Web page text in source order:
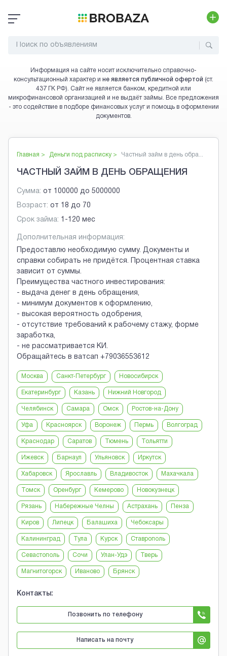
Информация на сайте носит исключительно справочно-
консультационный характер и не является публичной офертой (ст.
437 ГК РФ). Сайт не является банком, кредитной или
микрофинансовой организацией и не выдаёт займы. Все предложения
- это содействие в подборе финансовых услуг и помощь в оформлении
документов.
Главная > Деньги под расписку > Частный займ в день обра...
ЧАСТНЫЙ ЗАЙМ В ДЕНЬ ОБРАЩЕНИЯ
Сумма: от 100000 до 5000000
Возраст: от 18 до 70
Срок займа: 1-120 мес
Дополнительная информация:
Предоставлю необходимую сумму. Документы и
справки собирать не придётся. Процентная ставка
зависит от суммы.
Преимущества частного инвестирования:
- выдача денег в день обращения,
- минимум документов к оформлению,
- высокая вероятность одобрения,
- отсутствие требований к рабочему стажу, форме
заработка,
- не рассматривается КИ.
Обращайтесь в ватсап +79036553612
Москва Санкт-Петербург Новосибирск
Екатеринбург Казань Нижний Новгород
Челябинск Самара Омск Ростов-на-Дону
Уфа Красноярск Воронеж Пермь Волгоград
Краснодар Саратов Тюмень Тольятти
Ижевск Барнаул Ульяновск Иркутск
Хабаровск Ярославль Владивосток Махачкала
Томск Оренбург Кемерово Новокузнецк
Рязань Набережные Челны Астрахань Пенза
Киров Липецк Балашиха Чебоксары
Калининград Тула Курск Ставрополь
Севастополь Сочи Улан-Удэ Тверь
Магнитогорск Иваново Брянск
Контакты:
Позвонить по телефону
Написать на почту